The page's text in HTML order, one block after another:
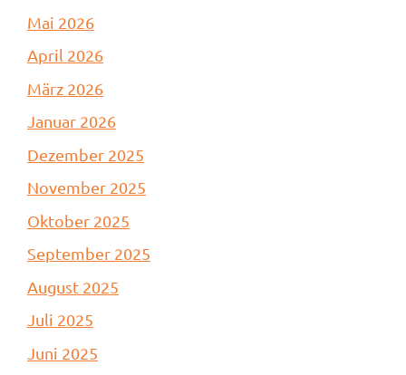
Mai 2026
April 2026
März 2026
Januar 2026
Dezember 2025
November 2025
Oktober 2025
September 2025
August 2025
Juli 2025
Juni 2025